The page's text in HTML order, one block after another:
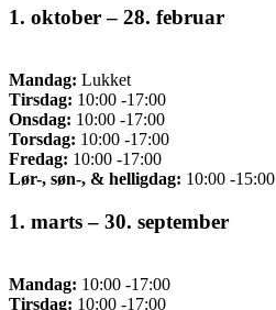
1. oktober – 28. februar
Mandag: Lukket
Tirsdag: 10:00 -17:00
Onsdag: 10:00 -17:00
Torsdag: 10:00 -17:00
Fredag: 10:00 -17:00
Lør-, søn-, & helligdag: 10:00 -15:00
1. marts – 30. september
Mandag: 10:00 -17:00
Tirsdag: 10:00 -17:00